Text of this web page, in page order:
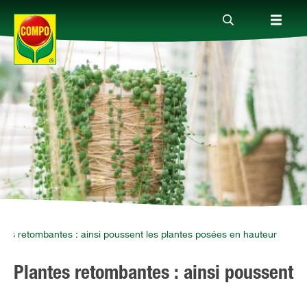
Produits
Conseil
Thèmes
Service
Qui sommes-nous?
retombantes : ainsi poussent les plantes posées en hauteur
Plantes retombantes : ainsi poussent